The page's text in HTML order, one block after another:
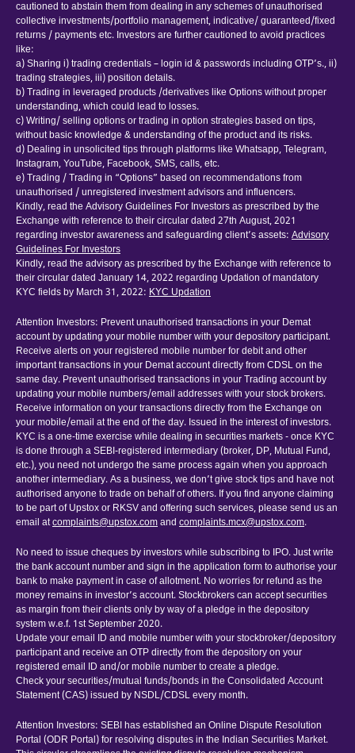
cautioned to abstain them from dealing in any schemes of unauthorised
collective investments/portfolio management, indicative/ guaranteed/fixed
returns / payments etc. Investors are further cautioned to avoid practices
like:
a) Sharing i) trading credentials – login id & passwords including OTP’s., ii)
trading strategies, iii) position details.
b) Trading in leveraged products /derivatives like Options without proper
understanding, which could lead to losses.
c) Writing/ selling options or trading in option strategies based on tips,
without basic knowledge & understanding of the product and its risks.
d) Dealing in unsolicited tips through platforms like Whatsapp, Telegram,
Instagram, YouTube, Facebook, SMS, calls, etc.
e) Trading / Trading in “Options” based on recommendations from
unauthorised / unregistered investment advisors and influencers.
Kindly, read the Advisory Guidelines For Investors as prescribed by the
Exchange with reference to their circular dated 27th August, 2021
regarding investor awareness and safeguarding client’s assets: Advisory
Guidelines For Investors
Kindly, read the advisory as prescribed by the Exchange with reference to
their circular dated January 14, 2022 regarding Updation of mandatory
KYC fields by March 31, 2022: KYC Updation
Attention Investors: Prevent unauthorised transactions in your Demat
account by updating your mobile number with your depository participant.
Receive alerts on your registered mobile number for debit and other
important transactions in your Demat account directly from CDSL on the
same day. Prevent unauthorised transactions in your Trading account by
updating your mobile numbers/email addresses with your stock brokers.
Receive information on your transactions directly from the Exchange on
your mobile/email at the end of the day. Issued in the interest of investors.
KYC is a one-time exercise while dealing in securities markets - once KYC
is done through a SEBI-registered intermediary (broker, DP, Mutual Fund,
etc.), you need not undergo the same process again when you approach
another intermediary. As a business, we don’t give stock tips and have not
authorised anyone to trade on behalf of others. If you find anyone claiming
to be part of Upstox or RKSV and offering such services, please send us an
email atcomplaints@upstox.comand complaints.mcx@upstox.com.
No need to issue cheques by investors while subscribing to IPO. Just write
the bank account number and sign in the application form to authorise your
bank to make payment in case of allotment. No worries for refund as the
money remains in investor’s account. Stockbrokers can accept securities
as margin from their clients only by way of a pledge in the depository
system w.e.f. 1st September 2020.
Update your email ID and mobile number with your stockbroker/depository
participant and receive an OTP directly from the depository on your
registered email ID and/or mobile number to create a pledge.
Check your securities/mutual funds/bonds in the Consolidated Account
Statement (CAS) issued by NSDL/CDSL every month.
Attention Investors: SEBI has established an Online Dispute Resolution
Portal (ODR Portal) for resolving disputes in the Indian Securities Market.